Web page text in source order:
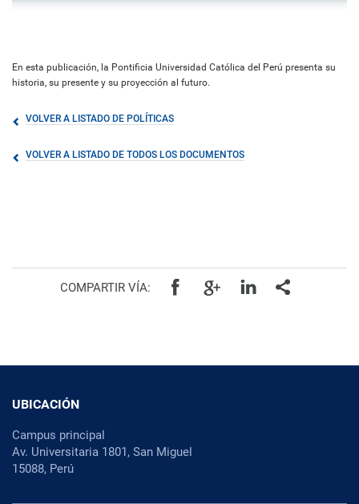
En esta publicación, la Pontificia Universidad Católica del Perú presenta su
historia, su presente y su proyección al futuro.
VOLVER A LISTADO DE POLÍTICAS
VOLVER A LISTADO DE TODOS LOS DOCUMENTOS
COMPARTIR VÍA:
UBICACIÓN
Campus principal
Av. Universitaria 1801, San Miguel
15088, Perú